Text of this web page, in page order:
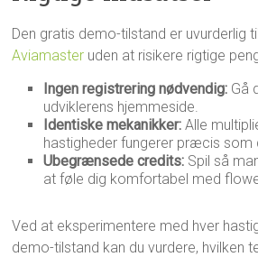
Den gratis demo-tilstand er uvurderlig
Aviamaster uden at risikere rigtige
Ingen registrering nødvendig: Gå
udviklerens hjemmeside.
Identiske mekanikker: Alle
hastigheder fungerer præcis som
Ubegrænsede credits: Spil så
at føle dig komfortabel med
Ved at eksperimentere med hver
demo-tilstand kan du vurdere, hvilken